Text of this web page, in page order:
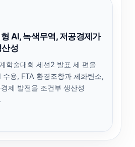
AI, 녹색무역, 저공경제가
산성
학술대회 세션2 발표 세 편을
수용, FTA 환경조항과 체화탄소,
제 발전을 조건부 생산성